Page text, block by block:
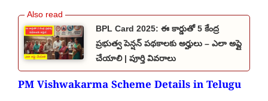
BPL Card 2025: ఈ కార్డుతో 5 కేంద్ర
ప్రభుత్వ పెన్షన్ పథకాలకు అర్హులు – ఎలా అప్లై
చేయాలి | పూర్తి వివరాలు
PM Vishwakarma Scheme Details in Telugu